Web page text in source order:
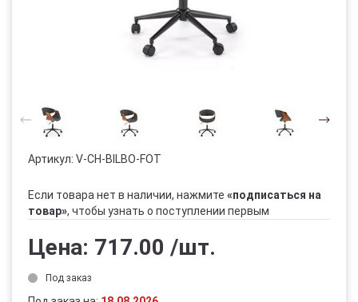
Артикул: V-CH-BILBO-FOT
Если товара нет в наличии, нажмите «подписаться на
товар», чтобы узнать о поступлении первым
Цена: 717.00 /шт.
Под заказ